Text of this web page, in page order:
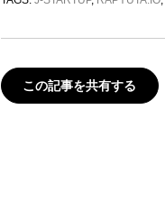
この記事を共有する